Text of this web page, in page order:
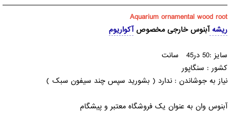
Aquarium ornamental wood root
ریشهآبنوس خارجی مخصوصآکواریوم
سایز :50 در45 سانت
کشور : سنگاپور
نیاز به جوشاندن : ندارد ( بشورید سپس چند سیفون سبک )
آبنوس وان به عنوان یک فروشگاه معتبر و پیشگام